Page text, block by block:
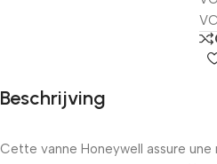
Beschrijving
Cette vanne Honeywell assure